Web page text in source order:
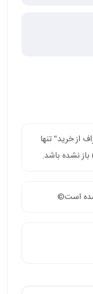
از خرید" تنها
نشده باشد.
شده است©️